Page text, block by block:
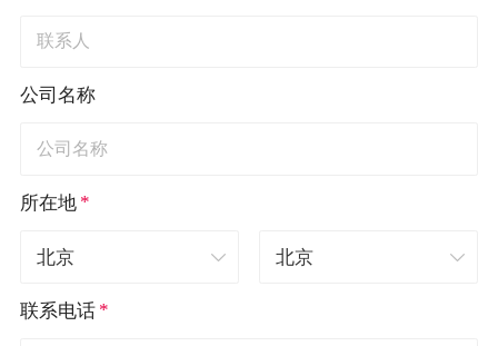
公司名称
所在地 *
联系电话 *